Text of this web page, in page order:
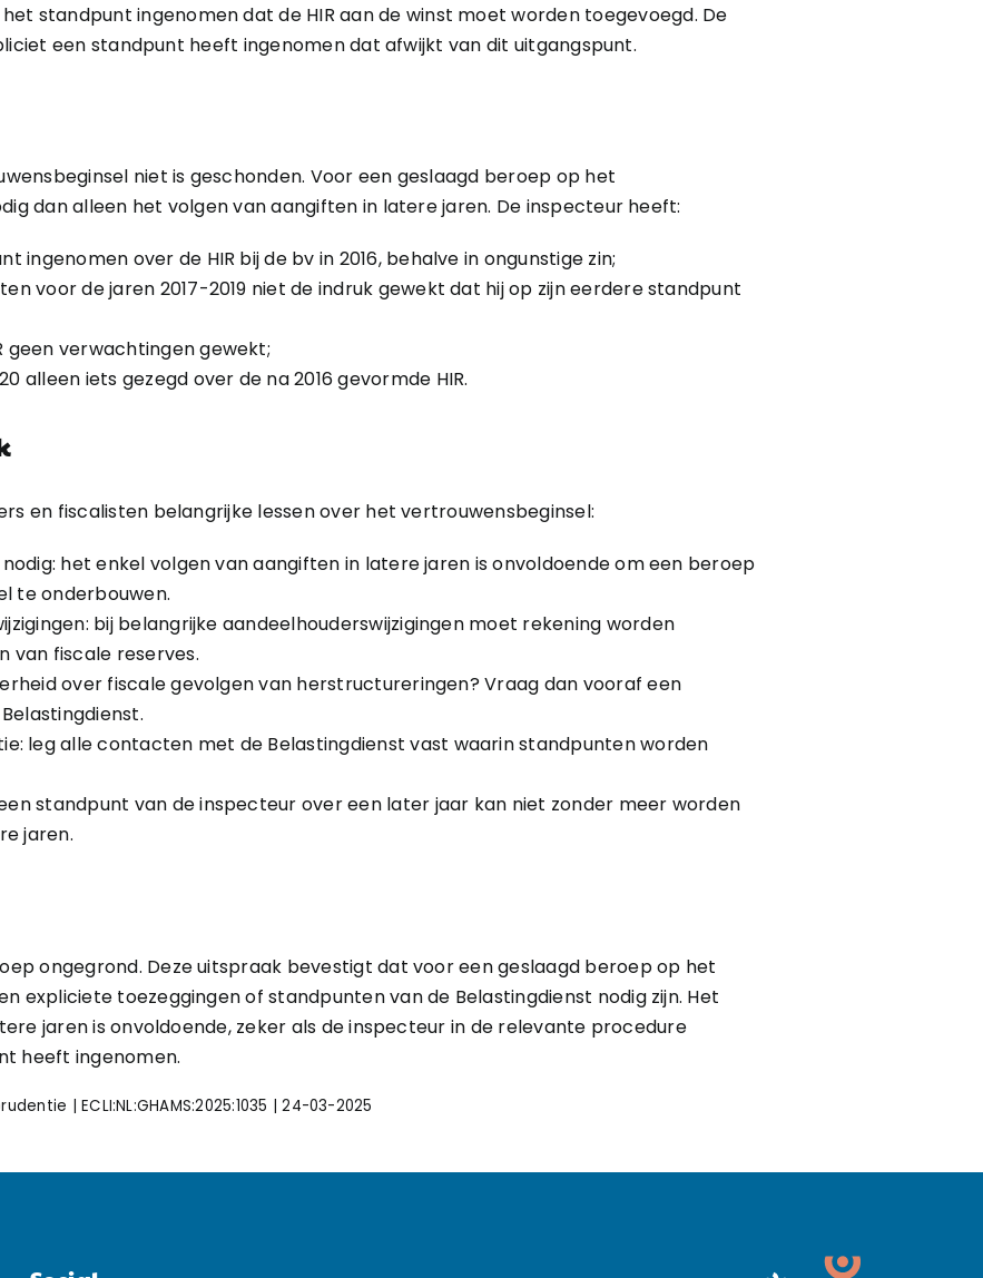
standpunt ingenomen dat de HIR aan de winst moet worden toegevoegd. De
een standpunt heeft ingenomen dat afwijkt van dit uitgangspunt.
niet is geschonden. Voor een geslaagd beroep op het
dan alleen het volgen van aangiften in latere jaren. De inspecteur heeft:
ingenomen over de HIR bij de bv in 2016, behalve in ongunstige zin;
voor de jaren 2017-2019 niet de indruk gewekt dat hij op zijn eerdere standpunt
geen verwachtingen gewekt;
alleen iets gezegd over de na 2016 gevormde HIR.
en fiscalisten belangrijke lessen over het vertrouwensbeginsel:
het enkel volgen van aangiften in latere jaren is onvoldoende om een beroep
te onderbouwen.
bij belangrijke aandeelhouderswijzigingen moet rekening worden
van fiscale reserves.
over fiscale gevolgen van herstructureringen? Vraag dan vooraf een
leg alle contacten met de Belastingdienst vast waarin standpunten worden
standpunt van de inspecteur over een later jaar kan niet zonder meer worden
jaren.
ongegrond. Deze uitspraak bevestigt dat voor een geslaagd beroep op het
expliciete toezeggingen of standpunten van de Belastingdienst nodig zijn. Het
jaren is onvoldoende, zeker als de inspecteur in de relevante procedure
heeft ingenomen.
| ECLI:NL:GHAMS:2025:1035 | 24-03-2025